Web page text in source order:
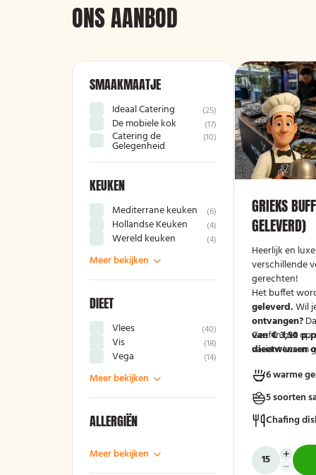
ONS AANBOD
SMAAKMAATJE
Ideaal Catering (25)
De mobiele kok (17)
Catering de
Gelegenheid
(10)
KEUKEN
Mediterrane keuken (6)
Hollandse Keuken (4)
Wereld keuken (4)
Meer bekijken
DIEET
Vlees (40)
Vis (18)
Vega (14)
Meer bekijken
ALLERGIËN
Meer bekijken
GRIEKS
GELEVERD)
Heerlijk en
verschillende
gerechten!
Het buffet
geleverd.Wil
ontvangen?
van € 3,50
variant 'warm
Geef in het
dieetwensen
mee kunnen
6 warme
5 soorten
Chafing